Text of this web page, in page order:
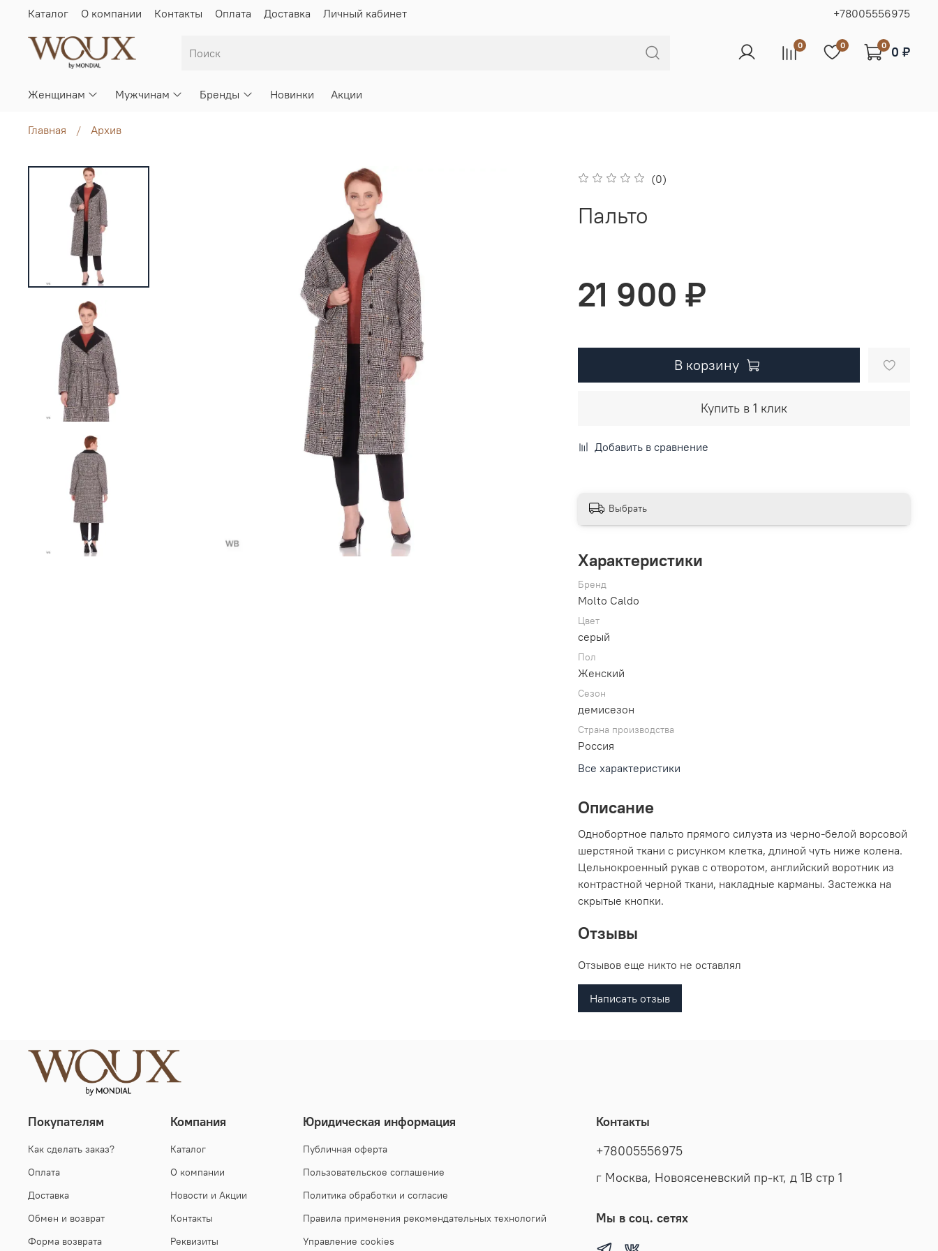
Каталог О компании Контакты Оплата Доставка Личный кабинет +78005556975
0 0 0 0 ₽
Женщинам Мужчинам Бренды Новинки Акции
Главная Архив
(0)
Пальто
21 900 ₽
В корзину
Купить в 1 клик
Добавить в сравнение
Выбрать
Характеристики
Бренд
Molto Caldo
Цвет
серый
Пол
Женский
Сезон
демисезон
Страна производства
Россия
Все характеристики
Описание
Однобортное пальто прямого силуэта из черно-белой ворсовой
шерстяной ткани с рисунком клетка, длиной чуть ниже колена.
Цельнокроенный рукав с отворотом, английский воротник из
контрастной черной ткани, накладные карманы. Застежка на
скрытые кнопки.
Отзывы
Отзывов еще никто не оставлял
Написать отзыв
Покупателям
Как сделать заказ?
Оплата
Доставка
Обмен и возврат
Форма возврата
Компания
Каталог
О компании
Новости и Акции
Контакты
Реквизиты
Юридическая информация
Публичная оферта
Пользовательское соглашение
Политика обработки и согласие
Правила применения рекомендательных технологий
Управление cookies
Контакты
+78005556975
г Москва, Новоясеневский пр-кт, д 1В стр 1
Мы в соц. сетях